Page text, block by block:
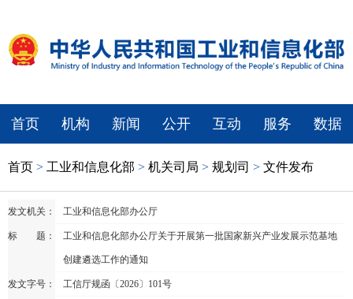
首页 机构 新闻 公开 互动 服务 数据
首页 > 工业和信息化部 > 机关司局 > 规划司 > 文件发布
发文机关： 工业和信息化部办公厅
标 题： 工业和信息化部办公厅关于开展第一批国家新兴产业发展示范基地
创建遴选工作的通知
发文字号： 工信厅规函〔2026〕101号